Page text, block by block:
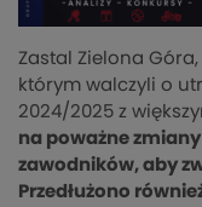
Zastal Zielona
którym walczyli o
2024/2025 z
na poważne
zawodników, aby
Przedłużono